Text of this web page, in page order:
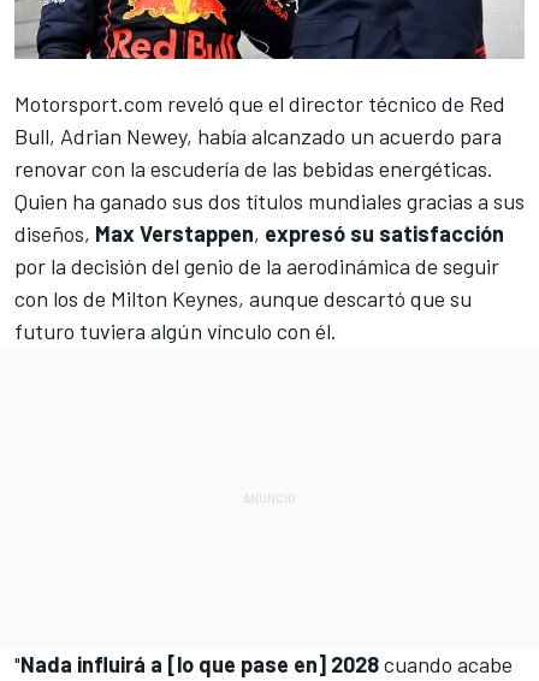
Motorsport.com reveló que el director técnico de Red
Bull, Adrian Newey, había alcanzado un acuerdo para
renovar con la escudería de las bebidas energéticas.
Quien ha ganado sus dos títulos mundiales gracias a sus
diseños, Max Verstappen, expresó su satisfacción
por la decisión del genio de la aerodinámica de seguir
con los de Milton Keynes, aunque descartó que su
futuro tuviera algún vínculo con él.
"Nada influirá a [lo que pase en] 2028cuando acabe